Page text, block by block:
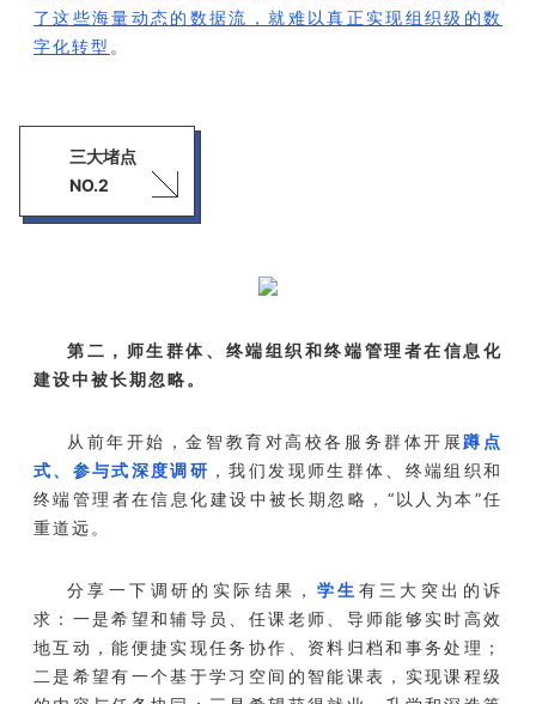
了这些海量动态的数据流，就难以真正实现组织级的数
字化转型 。
三大堵点
NO.2
第二，师生群体、终端组织和终端管理者在信息化
建设中被长期忽略。
从前年开始，金智教育对高校各服务群体开展蹲点
式、参与式深度调研 ，我们发现师生群体、终端组织和
终端管理者在信息化建设中被长期忽略，“以人为本”任
重道远。
分享一下调研的实际结果， 学生 有三大突出的诉
求：一是希望和辅导员、任课老师、导师能够实时高效
地互动，能便捷实现任务协作、资料归档和事务处理；
二是希望有一个基于学习空间的智能课表，实现课程级